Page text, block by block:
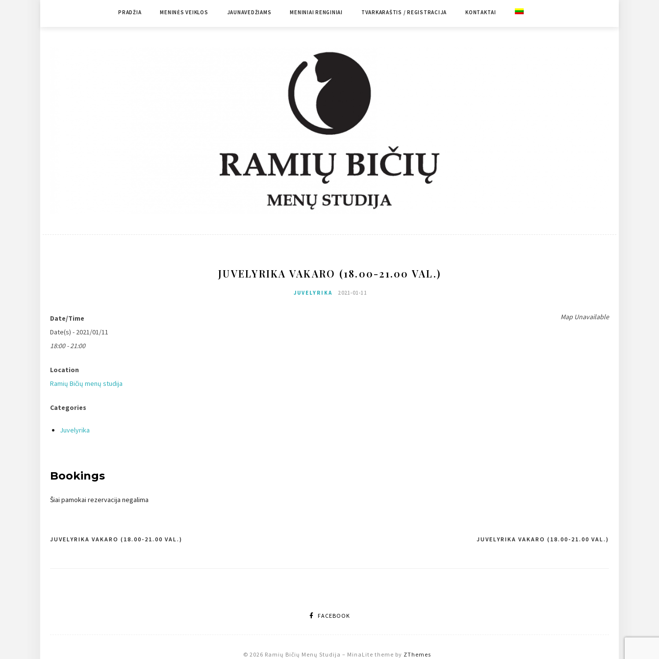
PRADŽIA MENINĖS VEIKLOS JAUNAVEDŽIAMS MENINIAI RENGINIAI TVARKARAŠTIS / REGISTRACIJA KONTAKTAI
JUVELYRIKA VAKARO (18.00-21.00 VAL.)
JUVELYRIKA 2021-01-11
Map Unavailable
Date/Time
Date(s) - 2021/01/11
18:00 - 21:00
Location
Ramių Bičių menų studija
Categories
Juvelyrika
Bookings
Šiai pamokai rezervacija negalima
Navigacija
JUVELYRIKA VAKARO (18.00-21.00 VAL.)
JUVELYRIKA VAKARO (18.00-21.00 VAL.)
FACEBOOK
© 2026 Ramių Bičių Menų Studija – MinaLite theme by ZThemes